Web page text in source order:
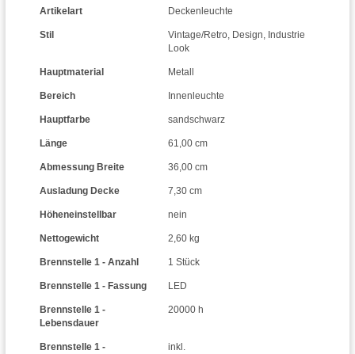
Artikelart Deckenleuchte
Stil Vintage/Retro, Design, Industrie
Look
Hauptmaterial Metall
Bereich Innenleuchte
Hauptfarbe sandschwarz
Länge 61,00 cm
Abmessung Breite 36,00 cm
Ausladung Decke 7,30 cm
Höheneinstellbar nein
Nettogewicht 2,60 kg
Brennstelle 1 - Anzahl 1 Stück
Brennstelle 1 - Fassung LED
Brennstelle 1 -
Lebensdauer
20000 h
Brennstelle 1 -
inkl.